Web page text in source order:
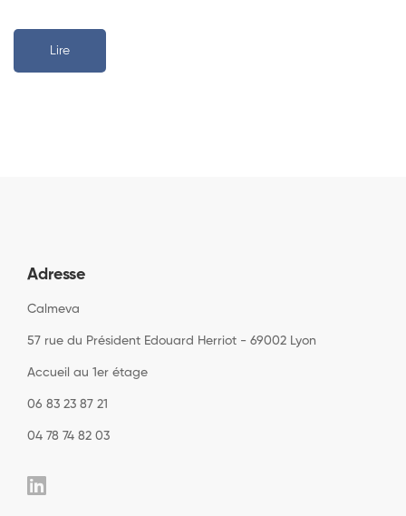
Lire
Adresse
Calmeva
57 rue du Président Edouard Herriot - 69002 Lyon
Accueil au 1er étage
06 83 23 87 21
04 78 74 82 03